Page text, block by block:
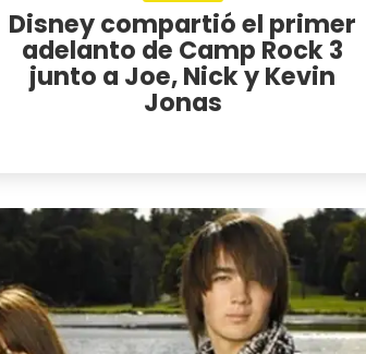
Disney compartió el primer
adelanto de Camp Rock 3
junto a Joe, Nick y Kevin
Jonas